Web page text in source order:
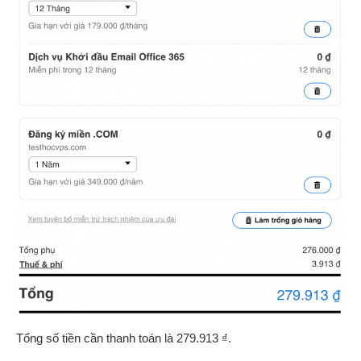
Tổng số tiền cần thanh toán là 279.913 ₫.